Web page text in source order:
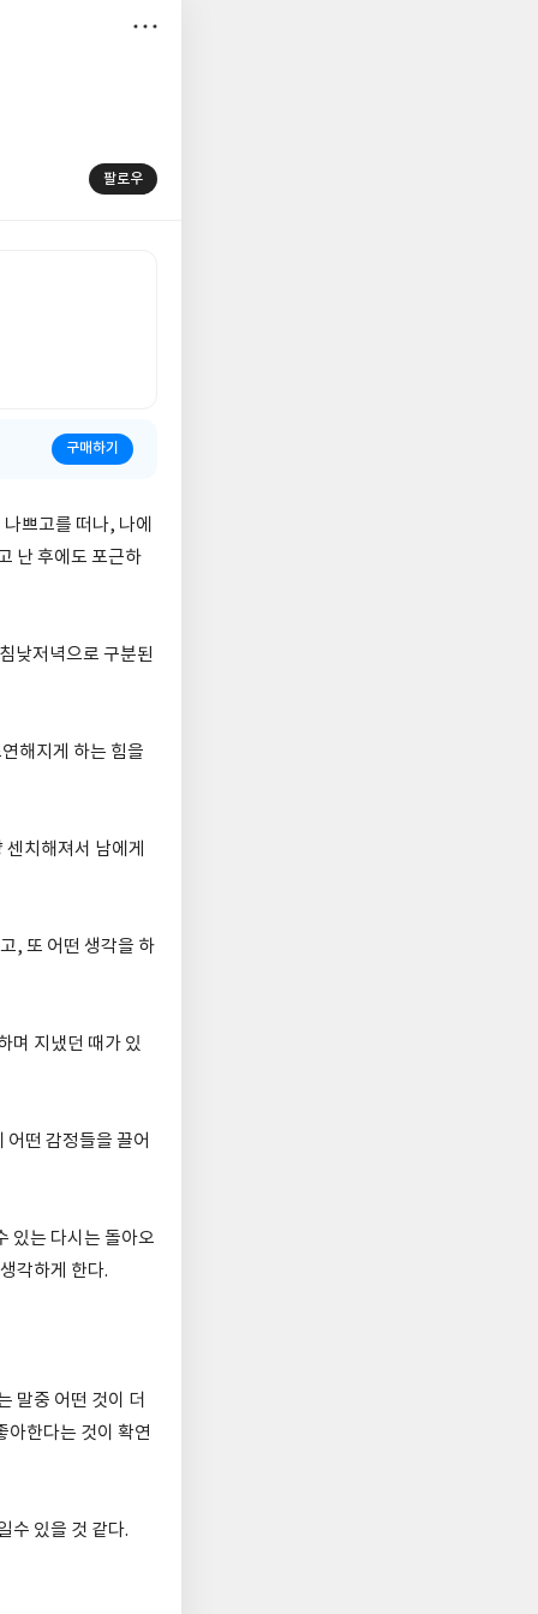
팔로우
구매하기
쁘고를 떠나, 나에
난 후에도 포근하
낮저녁으로 구분된
해지게 하는 힘을
치해져서 남에게
, 또 어떤 생각을 하
며 지냈던 때가 있
떤 감정들을 끌어
있는 다시는 돌아오
각하게 한다.
말중 어떤 것이 더
아한다는 것이 확연
수 있을 것 같다.